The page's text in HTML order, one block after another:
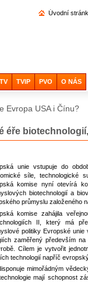
Úvodní
TVIP PVO O NÁS
Evropa USA i Čínu?
éře
unie vstupuje do
síle, technologické
komise nyní otevírá
biotechnologií a
průmyslu založeného
komise zahájila
II , který má
politiky Evropské unie
zaměřený především
Cílem je vytvořit
technologií napříč
mimořádným
mají schopnost